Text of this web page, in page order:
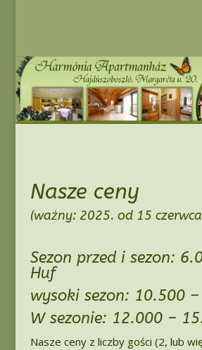
Nasze ceny
(ważny: 2025. od 15
Sezon przed i sezon:
Huf
wysoki sezon: 10.500
W sezonie: 12.000 –
Nasze ceny z liczby gości (2, lub